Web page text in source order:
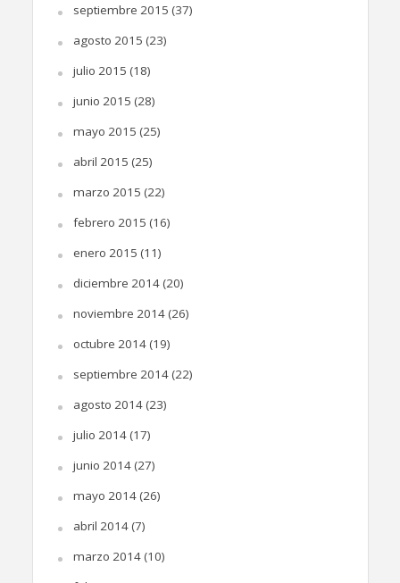
septiembre 2015 (37)
agosto 2015 (23)
julio 2015 (18)
junio 2015 (28)
mayo 2015 (25)
abril 2015 (25)
marzo 2015 (22)
febrero 2015 (16)
enero 2015 (11)
diciembre 2014(20)
noviembre 2014(26)
octubre 2014(19)
septiembre 2014(22)
agosto 2014(23)
julio 2014(17)
junio 2014(27)
mayo 2014(26)
abril 2014(7)
marzo 2014(10)